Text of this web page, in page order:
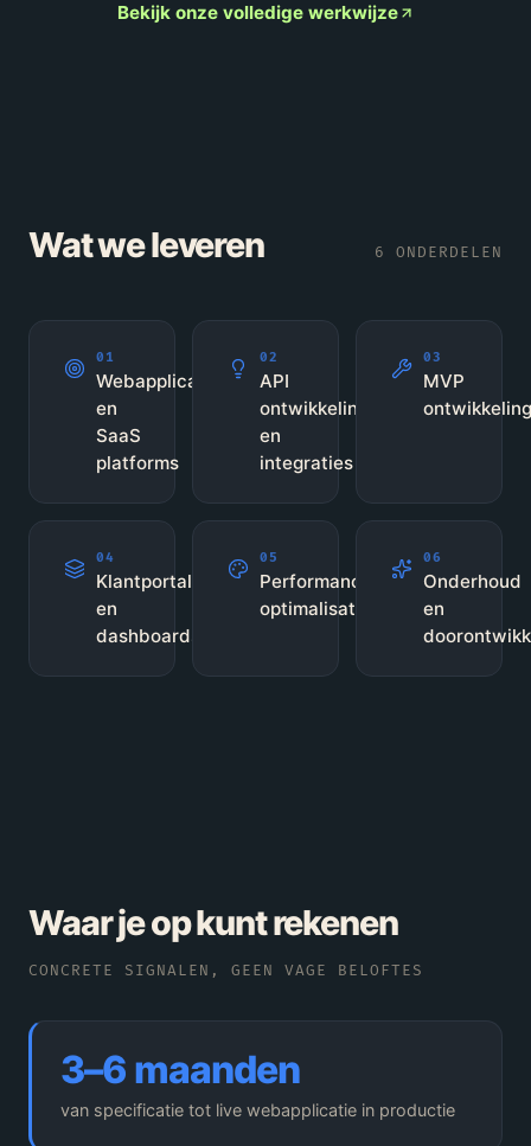
Bekijk onze volledige werkwijze
Wat we leveren 6 ONDERDELEN
01
Webapplicaties
en
SaaS
platforms
02
API
ontwikkeling
en
integraties
03
MVP
ontwikkeling
04
Klantportalen
en
dashboards
05
Performance
optimalisatie
06
Onderhoud
en
Waar je op kunt rekenen
CONCRETE SIGNALEN, GEEN VAGE BELOFTES
3–6 maanden
van specificatie tot live webapplicatie in productie